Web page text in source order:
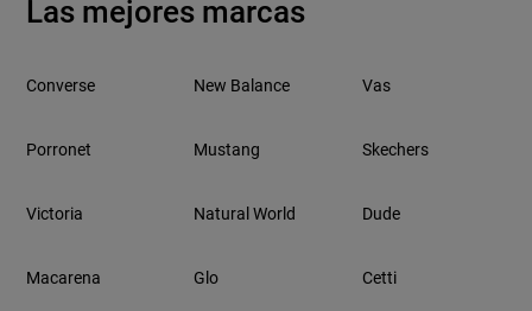
Las mejores marcas
Converse New Balance Vas
Porronet Mustang Skechers
Victoria Natural World Dude
Macarena Glo Cetti